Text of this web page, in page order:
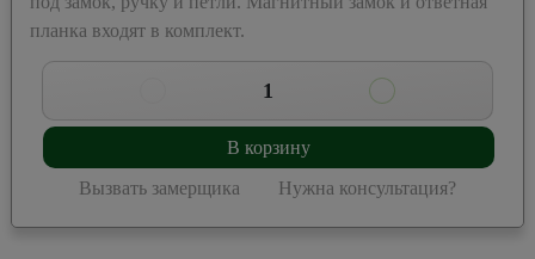
планка входят в комплект.
1
В корзину
Вызвать замерщика Нужна консультация?